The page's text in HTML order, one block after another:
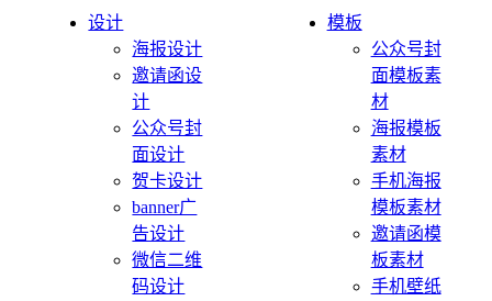
设计
海报设计
邀请函设
计
公众号封
面设计
贺卡设计
banner广
告设计
微信二维
码设计
模板
公众号封
面模板素
材
海报模板
素材
手机海报
模板素材
邀请函模
板素材
手机壁纸